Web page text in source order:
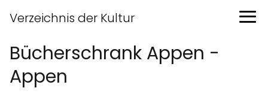
Verzeichnis der Kultur
Bücherschrank Appen -
Appen